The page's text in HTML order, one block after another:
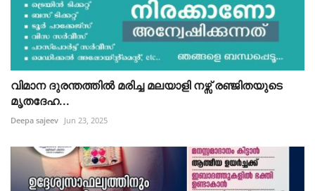
വിമാന ദുരന്തത്തിൽ മരിച്ച മലയാളി നഴ്സ് രഞ്ജിതയുടെ
മൃതദേഹ...
Deepa sajeev Jun 23, 2025